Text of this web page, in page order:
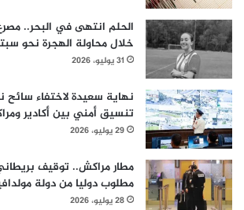
الحلم انتهى في البحر..
خلال محاولة الهجرة نحو
31 يوليو، 2026
نهاية سعيدة لاختفاء سائح
تنسيق أمني بين أكادير
29 يوليو، 2026
مطار مراكش.. توقيف
مطلوب دوليا من دولة
28 يوليو، 2026